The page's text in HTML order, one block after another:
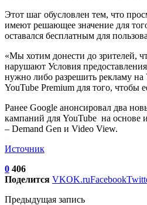
Этот шаг обусловлен тем, что
имеют решающее значение для
оставался бесплатным для
«Мы хотим донести до зрителей,
нарушают Условия
нужно либо разрешить рекламу на
YouTube Premium для того, чтобы
Ранее Google анонсировал два
кампаний для YouTube на основе
– Demand Gen и Video View.
Источник
0 406
Поделится VKOK.ruFacebook
Предыдущая запись